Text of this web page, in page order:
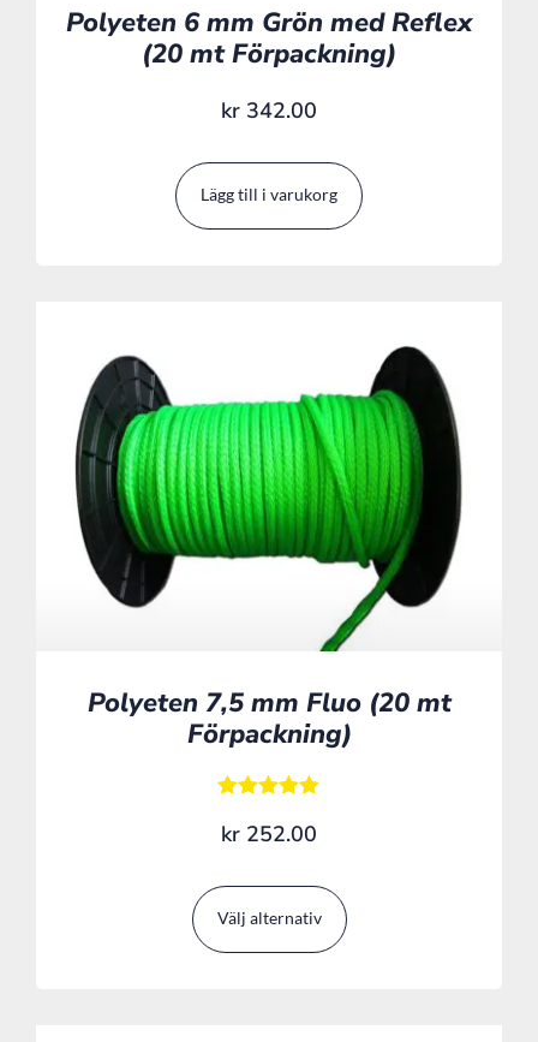
Polyeten 6 mm Grön med Reflex
(20 mt Förpackning)
kr 342.00
Lägg till i varukorg
Polyeten 7,5 mm Fluo (20 mt
Förpackning)
5.00
kr 252.00
Välj alternativ